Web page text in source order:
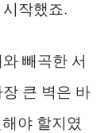
작했죠.
빼곡한 서
큰 벽은 바
야 할지였